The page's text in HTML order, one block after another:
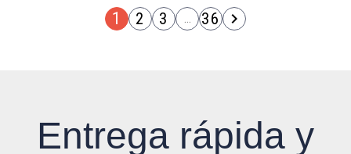
1 2 3 … 36 
Entrega rápida y